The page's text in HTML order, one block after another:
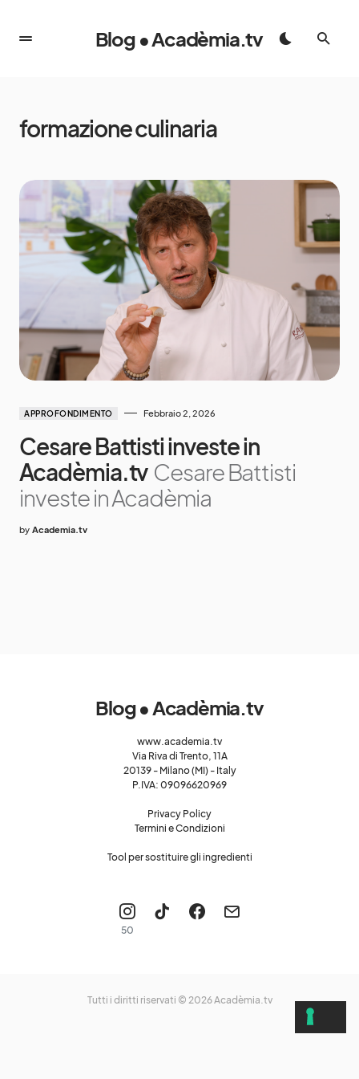
Blog • Acadèmia.tv
formazione culinaria
APPROFONDIMENTO Febbraio 2, 2026
Cesare Battisti investe in
Acadèmia.tv Cesare Battisti
investe in Acadèmia
by Academia.tv
Blog • Acadèmia.tv
www.academia.tv
Via Riva di Trento, 11A
20139 - Milano (MI) - Italy
P.IVA: 09096620969
Privacy Policy
Termini e Condizioni
Tool per sostituire gli ingredienti
50
Tutti i diritti riservati © 2026Acadèmia.tv